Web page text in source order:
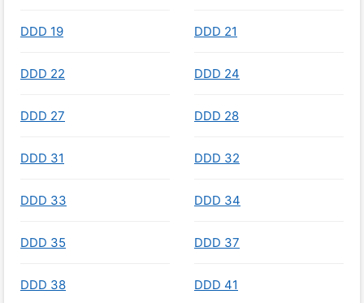
DDD 19 DDD 21
DDD 22 DDD 24
DDD 27 DDD 28
DDD 31 DDD 32
DDD 33 DDD 34
DDD 35 DDD 37
DDD 38 DDD 41